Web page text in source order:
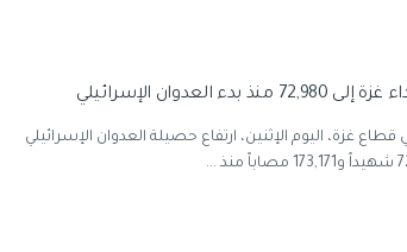
العدوان الإسرائيلي
غزة، اليوم الإثنين، ارتفاع حصيلة العدوان الإسرائيلي